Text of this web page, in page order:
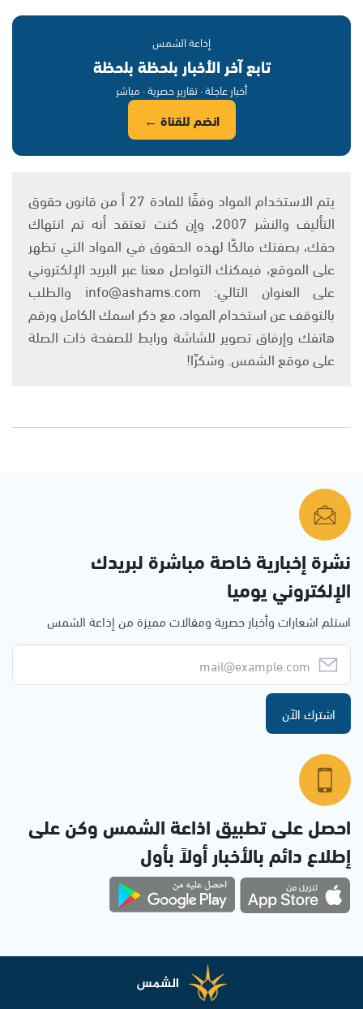
إذاعة الشمس
تابع آخر الأخبار بلحظة بلحظة
أخبار عاجلة · تقارير حصرية · مباشر
انضم للقناة ←
يتم الاستخدام المواد وفقًا للمادة 27 أ من قانون حقوق
التأليف والنشر 2007، وإن كنت تعتقد أنه تم انتهاك
حقك، بصفتك مالكًا لهذه الحقوق في المواد التي تظهر
على الموقع، فيمكنك التواصل معنا عبر البريد الإلكتروني
على العنوان التالي: info@ashams.com والطلب
بالتوقف عن استخدام المواد، مع ذكر اسمك الكامل ورقم
هاتفك وإرفاق تصوير للشاشة ورابط للصفحة ذات الصلة
على موقع الشمس. وشكرًا!
نشرة إخبارية خاصة مباشرة لبريدك
الإلكتروني يوميا
استلم اشعارات وأخبار حصرية ومقالات مميزة من إذاعة الشمس
اشترك الآن
احصل على تطبيق اذاعة الشمس وكن على
إطلاع دائم بالأخبار أولاً بأول